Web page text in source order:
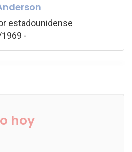
estadounidense
-
hoy